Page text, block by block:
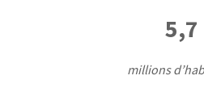
5,7
millions